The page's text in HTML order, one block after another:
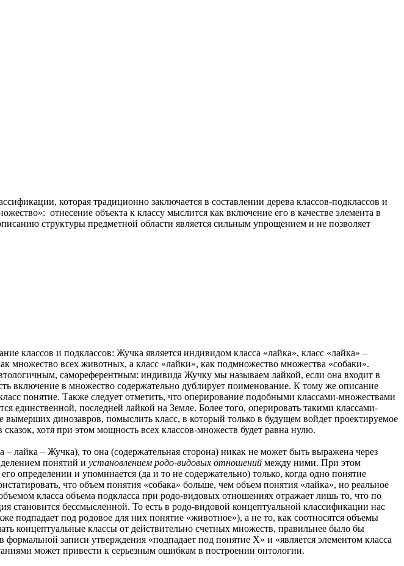
которая традиционно заключается в составлении дерева классов-подклассов и
отнесение объекта к классу мыслится как включение его в качестве элемента в
структуры предметной области является сильным упрощением и не позволяет
классов и подклассов: Жучка является индивидом класса «лайка», класс «лайка» –
множество всех животных, а класс «лайки», как подмножество множества «собаки».
самореферентным: индивида Жучку мы называем лайкой, если она входит в
включение в множество содержательно дублирует поименование. К тому же описание
понятие. Также следует отметить, что оперирование подобными классами-множествами
единственной, последней лайкой на Земле. Более того, оперировать такими классами-
динозавров, помыслить класс, в который только в будущем войдет проектируемое
хотя при этом мощность всех классов-множеств будет равна нулю.
лайка – Жучка), то она (содержательная сторона) никак не может быть выражена через
понятий и установлением родо-видовых отношений между ними. При этом
определении и упоминается (да и то не содержательно) только, когда одно понятие
что объем понятия «собака» больше, чем объем понятия «лайка», но реальное
класса объема подкласса при родо-видовых отношениях отражает лишь то, что по
становится бессмысленной. То есть в родо-видовой концептуальной классификации нас
подпадает под родовое для них понятие «животное»), а не то, как соотносятся объемы
концептуальные классы от действительно счетных множеств, правильнее было бы
формальной записи утверждения «подпадает под понятие Х» и «является элементом класса
может привести к серьезным ошибкам в построении онтологии.